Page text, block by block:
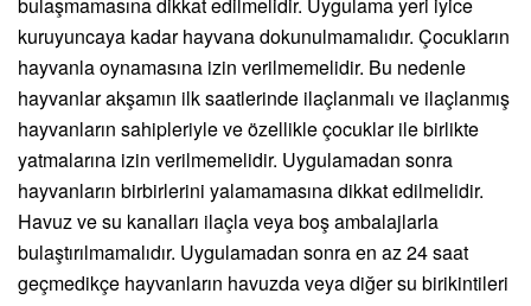
bulaşmamasına dikkat edilmelidir. Uygulama yeri iyice
kuruyuncaya kadar hayvana dokunulmamalıdır. Çocukların
hayvanla oynamasına izin verilmemelidir. Bu nedenle
hayvanlar akşamın ilk saatlerinde ilaçlanmalı ve ilaçlanmış
hayvanların sahipleriyle ve özellikle çocuklar ile birlikte
yatmalarına izin verilmemelidir. Uygulamadan sonra
hayvanların birbirlerini yalamamasına dikkat edilmelidir.
Havuz ve su kanalları ilaçla veya boş ambalajlarla
bulaştırılmamalıdır. Uygulamadan sonra en az 24 saat
geçmedikçe hayvanların havuzda veya diğer su birikintileri